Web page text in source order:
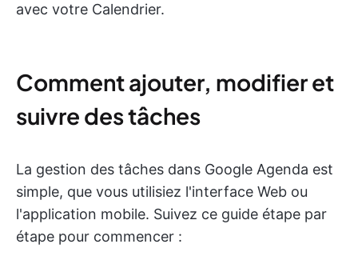
avec votre Calendrier.
Comment ajouter, modifier et
suivre des tâches
La gestion des tâches dans Google Agenda est
simple, que vous utilisiez l'interface Web ou
l'application mobile. Suivez ce guide étape par
étape pour commencer :